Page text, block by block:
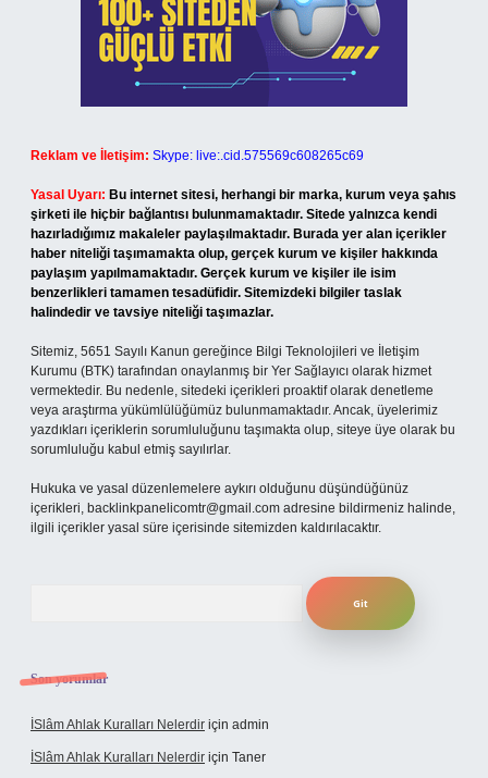
Reklam ve İletişim: Skype: live:.cid.575569c608265c69
Yasal Uyarı: Bu internet sitesi, herhangi bir marka, kurum veya şahıs
şirketi ile hiçbir bağlantısı bulunmamaktadır. Sitede yalnızca kendi
hazırladığımız makaleler paylaşılmaktadır. Burada yer alan içerikler
haber niteliği taşımamakta olup, gerçek kurum ve kişiler hakkında
paylaşım yapılmamaktadır. Gerçek kurum ve kişiler ile isim
benzerlikleri tamamen tesadüfidir. Sitemizdeki bilgiler taslak
halindedir ve tavsiye niteliği taşımazlar.
Sitemiz, 5651 Sayılı Kanun gereğince Bilgi Teknolojileri ve İletişim
Kurumu (BTK) tarafından onaylanmış bir Yer Sağlayıcı olarak hizmet
vermektedir. Bu nedenle, sitedeki içerikleri proaktif olarak denetleme
veya araştırma yükümlülüğümüz bulunmamaktadır. Ancak, üyelerimiz
yazdıkları içeriklerin sorumluluğunu taşımakta olup, siteye üye olarak bu
sorumluluğu kabul etmiş sayılırlar.
Hukuka ve yasal düzenlemelere aykırı olduğunu düşündüğünüz
içerikleri, backlinkpanelicomtr@gmail.com adresine bildirmeniz halinde,
ilgili içerikler yasal süre içerisinde sitemizden kaldırılacaktır.
Son yorumlar
İSlâm Ahlak Kuralları Nelerdir için admin
İSlâm Ahlak Kuralları Nelerdir için Taner